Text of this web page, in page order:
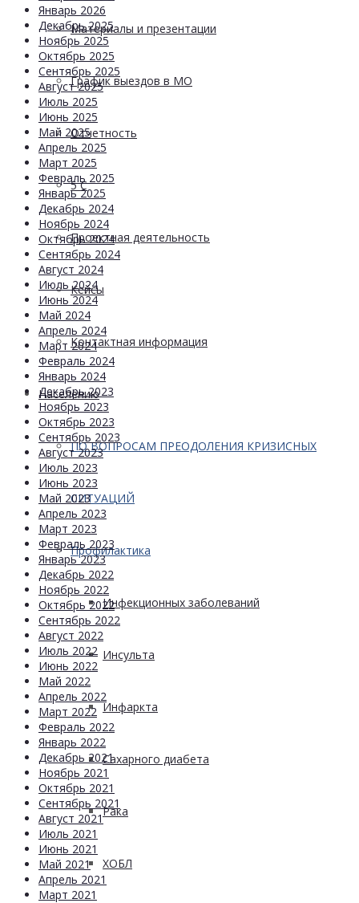
Материалы и презентации
График выездов в МО
Отчетность
5 С
Проектная деятельность
Кейсы
Контактная информация
Населению
ПО ВОПРОСАМ ПРЕОДОЛЕНИЯ КРИЗИСНЫХ
СИТУАЦИЙ
Профилактика
Инфекционных заболеваний
Инсульта
Инфаркта
Сахарного диабета
Рака
ХОБЛ
Январь 2026
Декабрь 2025
Ноябрь 2025
Октябрь 2025
Сентябрь 2025
Август 2025
Июль 2025
Июнь 2025
Май 2025
Апрель 2025
Март 2025
Февраль 2025
Январь 2025
Декабрь 2024
Ноябрь 2024
Октябрь 2024
Сентябрь 2024
Август 2024
Июль 2024
Июнь 2024
Май 2024
Апрель 2024
Март 2024
Февраль 2024
Январь 2024
Декабрь 2023
Ноябрь 2023
Октябрь 2023
Сентябрь 2023
Август 2023
Июль 2023
Июнь 2023
Май 2023
Апрель 2023
Март 2023
Февраль 2023
Январь 2023
Декабрь 2022
Ноябрь 2022
Октябрь 2022
Сентябрь 2022
Август 2022
Июль 2022
Июнь 2022
Май 2022
Апрель 2022
Март 2022
Февраль 2022
Январь 2022
Декабрь 2021
Ноябрь 2021
Октябрь 2021
Сентябрь 2021
Август 2021
Июль 2021
Июнь 2021
Май 2021
Апрель 2021
Март 2021